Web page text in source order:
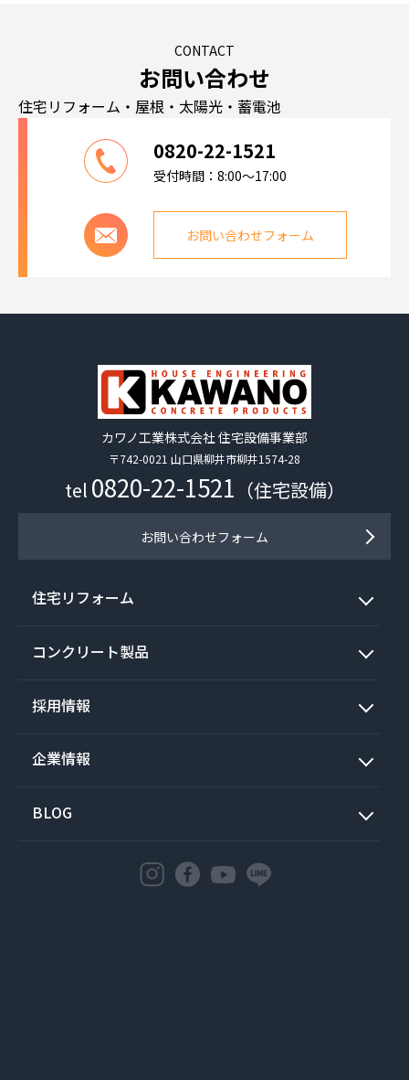
CONTACT
お問い合わせ
住宅リフォーム・屋根・太陽光・蓄電池
0820-22-1521
受付時間：8:00～17:00
お問い合わせフォーム
カワノ工業株式会社 住宅設備事業部
〒742-0021 山口県柳井市柳井1574-28
tel 0820-22-1521 （住宅設備）
お問い合わせフォーム
住宅リフォーム
コンクリート製品
採用情報
企業情報
BLOG